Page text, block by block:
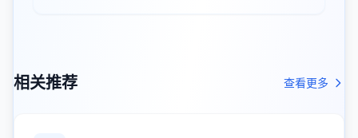
相关推荐 查看更多